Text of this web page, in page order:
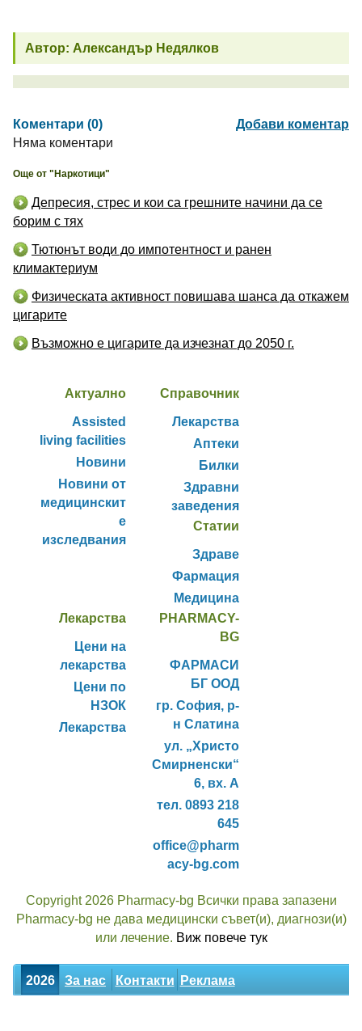
Автор: Александър Недялков
Коментари (0)
Добави коментар
Няма коментари
Още от "Наркотици"
Депресия, стрес и кои са грешните начини да се
борим с тях
Тютюнът води до импотентност и ранен
климактериум
Физическата активност повишава шанса да откажем
цигарите
Възможно е цигарите да изчезнат до 2050 г.
Актуално
Assisted
living facilities
Новини
Новини от
медицинскит
е
изследвания
Справочник
Лекарства
Аптеки
Билки
Здравни
заведения
Статии
Здраве
Фармация
Медицина
Лекарства
Цени на
лекарства
Цени по
НЗОК
Лекарства
PHARMACY-
BG
ФАРМАСИ
БГ ООД
гр. София, р-
н Слатина
ул. „Христо
Смирненски“
6, вх. А
тел. 0893 218
645
office@pharm
acy-bg.com
Copyright 2026 Pharmacy-bg Всички права запазени
Pharmacy-bg не дава медицински съвет(и), диагнози(и)
или лечение. Виж повече тук
2026 За нас Контакти Реклама